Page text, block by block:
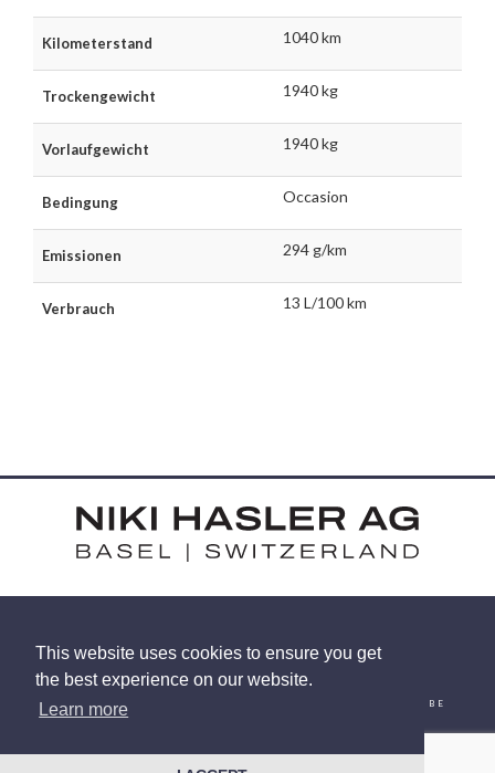
This website uses cookies to ensure you get
the best experience on our website.
Learn more
Kilometerstand 1040 km
Trockengewicht 1940 kg
Vorlaufgewicht 1940 kg
Bedingung Occasion
Emissionen 294 g/km
Verbrauch 13 L/100 km
HARDSTRASSE 15 - CH-4052 BASEL
EMAIL YOUTUBE